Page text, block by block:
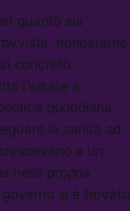
quanto sia
nonostante
concreto.
l’estate a
quotidiana,
la sanità ad
a un
nella propria
si è trovato